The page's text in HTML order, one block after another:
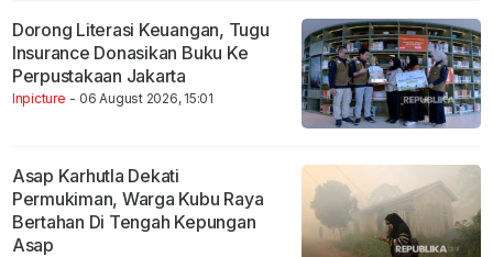
Dorong Literasi Keuangan, Tugu
Insurance Donasikan Buku Ke
Perpustakaan Jakarta
Inpicture - 06 August 2026, 15:01
Asap Karhutla Dekati
Permukiman, Warga Kubu Raya
Bertahan Di Tengah Kepungan
Asap